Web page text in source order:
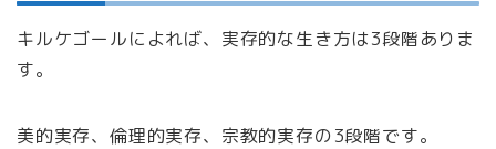
キルケゴールによれば、実存的な生き方は3段階ありま
す。
美的実存、倫理的実存、宗教的実存の3段階です。